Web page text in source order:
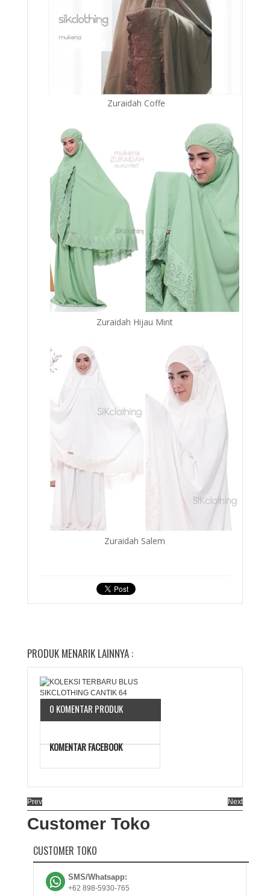
Zuraidah Coffe
Zuraidah Hijau Mint
Zuraidah Salem
PRODUK MENARIK LAINNYA :
0 KOMENTAR PRODUK
KOMENTAR FACEBOOK
Prev Next
Customer Toko
CUSTOMER TOKO
SMS/Whatsapp:
+62 898-5930-765